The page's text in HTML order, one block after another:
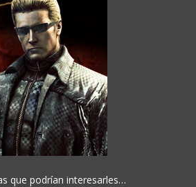
que podrían interesarles…